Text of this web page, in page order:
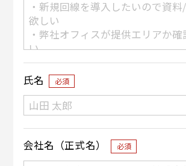
氏名 必須
会社名（正式名） 必須